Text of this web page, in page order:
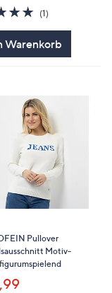
5.0
von
(1)
Warenkorb
Pullover
Motiv-